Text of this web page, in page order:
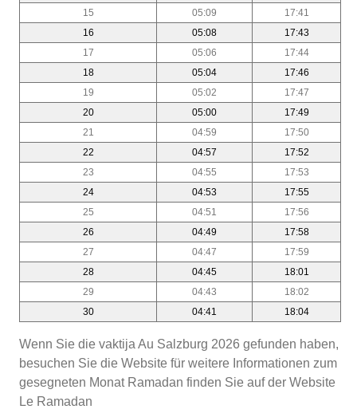
15
05:09
17:41
16
05:08
17:43
17
05:06
17:44
18
05:04
17:46
19
05:02
17:47
20
05:00
17:49
21
04:59
17:50
22
04:57
17:52
23
04:55
17:53
24
04:53
17:55
25
04:51
17:56
26
04:49
17:58
27
04:47
17:59
28
04:45
18:01
29
04:43
18:02
30
04:41 18:04
Wenn Sie die vaktija Au Salzburg 2026 gefunden haben,
besuchen Sie die Website für weitere Informationen zum
gesegneten Monat Ramadan finden Sie auf der Website
Le Ramadan